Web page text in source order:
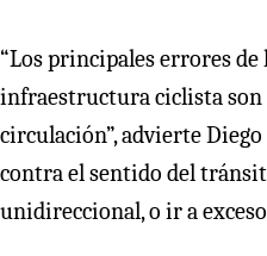
“Los principales errores de
infraestructura ciclista son
circulación”, advierte
contra el sentido del
unidireccional, o ir a